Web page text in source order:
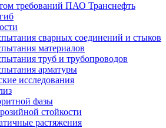
требований ПАО Транснефть
сварных соединений и стыков
материалов
труб и трубопроводов
арматуры
исследования
фазы
стойкости
растяжения